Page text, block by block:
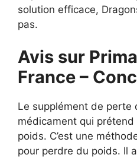
solution efficace,
pas.
Avis sur
France –
Le supplément de perte
médicament qui
poids. C’est une
pour perdre du poids. Il